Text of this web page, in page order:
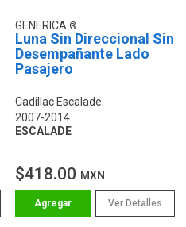
GENERICA
Luna Sin Direccional Sin
Desempañante Lado
Pasajero
Cadillac Escalade
2007-2014
ESCALADE
$418.00 MXN
Ver Detalles